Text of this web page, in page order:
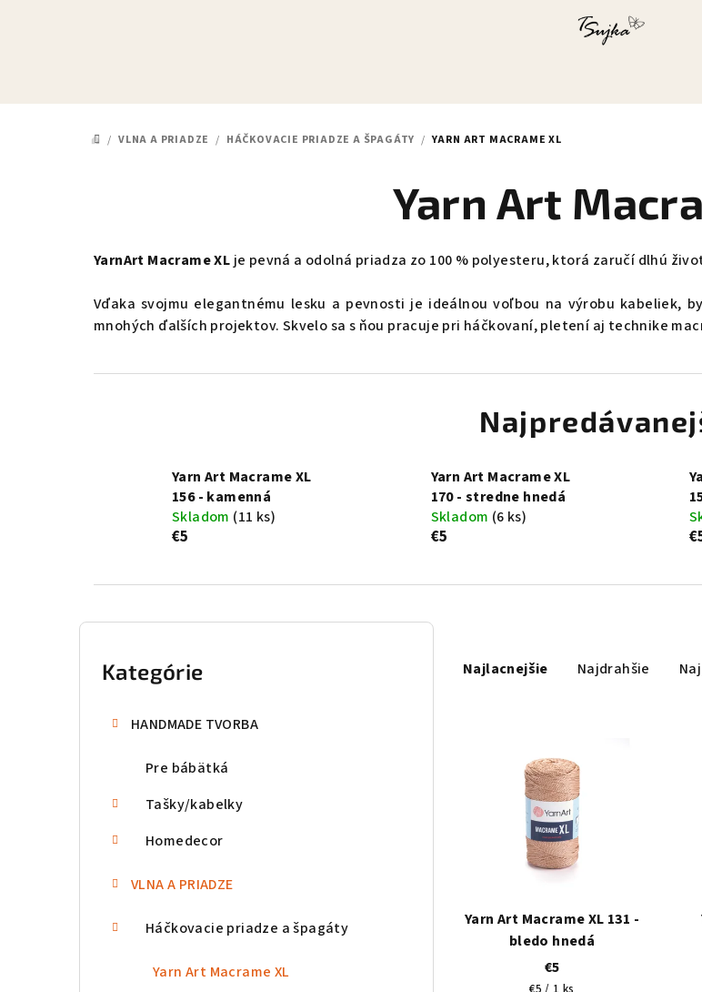
DOMOV
/ VLNA A PRIADZE / HÁČKOVACIE PRIADZE A ŠPAGÁTY / YARN ART MACRAME XL
Yarn Art
YarnArt Macrame XL je pevná a odolná priadza zo 100 % polyesteru, ktorá zaručí dlhú
Vďaka svojmu elegantnému lesku a pevnosti je ideálnou voľbou na výrobu kabeliek,
mnohých ďalších projektov. Skvelo sa s ňou pracuje pri háčkovaní, pletení aj technike
Yarn Art Macrame XL
156 - kamenná
Skladom (11 ks)
€5
Yarn Art Macrame XL
170 - stredne hnedá
Skladom (6 ks)
€5
B
Preskočiť
kategórie
Kategórie
HANDMADE TVORBA
Pre bábätká
Tašky/kabelky
Homedecor
VLNA A PRIADZE
Háčkovacie priadze a špagáty
Yarn Art Macrame XL
aNajlacnejšie Najdrahšie
pYarn Art Macrame XL 131 -
bledo hnedá
€5
Jednotková